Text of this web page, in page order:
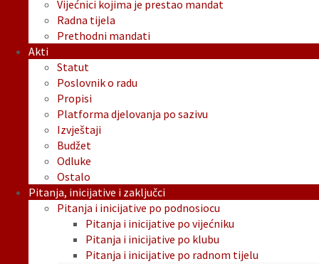
Vijećnici kojima je prestao mandat
Radna tijela
Prethodni mandati
Akti
Statut
Poslovnik o radu
Propisi
Platforma djelovanja po sazivu
Izvještaji
Budžet
Odluke
Ostalo
Pitanja, inicijative i zaključci
Pitanja i inicijative po podnosiocu
Pitanja i inicijative po vijećniku
Pitanja i inicijative po klubu
Pitanja i inicijative po radnom tijelu